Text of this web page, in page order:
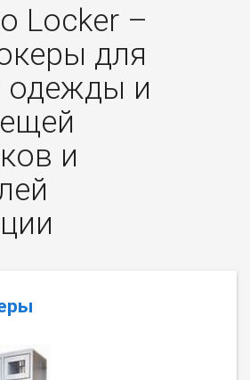
Locker –
для
одежды и
и